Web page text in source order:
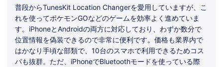
普段からTunesKit Location Changerを愛用していますが、こ
れを使ってポケモンGOなどのゲームを効率よく進めていま
す。iPhoneとAndroidの両方に対応しており、わずか数分で
位置情報を偽装できるので非常に便利です。価格も業界内で
はかなり手頃な部類で、10台のスマホで利用できるためコス
パも抜群。ただ、iPhoneでBluetoothモードを使っている際